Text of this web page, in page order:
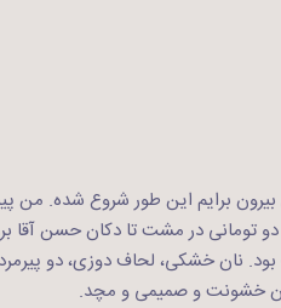
برایم این طور شروع شده. من
تومانی در مشت تا دکان حسن آقا
نان خشکی، لحاف دوزی، دو
خشونت و صمیمی و مچد.